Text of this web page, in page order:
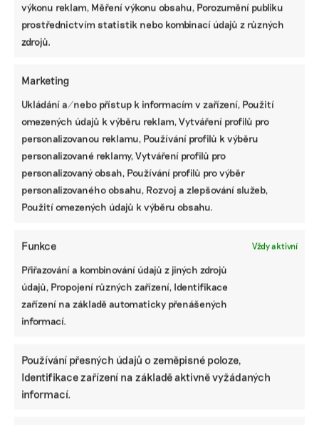
výkonu reklam, Měření výkonu obsahu, Porozumění publiku
prostřednictvím statistik nebo kombinací údajů z různých
zdrojů.
Marketing
Ukládání a/nebo přístup k informacím v zařízení, Použití
omezených údajů k výběru reklam, Vytváření profilů pro
personalizovanou reklamu, Používání profilů k výběru
personalizované reklamy, Vytváření profilů pro
personalizovaný obsah, Používání profilů pro výběr
personalizovaného obsahu, Rozvoj a zlepšování služeb,
Použití omezených údajů k výběru obsahu.
Funkce Vždy aktivní
Přiřazování a kombinování údajů z jiných zdrojů
údajů, Propojení různých zařízení, Identifikace
zařízení na základě automaticky přenášených
informací.
Používání přesných údajů o zeměpisné poloze,
Identifikace zařízení na základě aktivně vyžádaných
informací.
Tlumí povodně a zmírňují sucho. Reportáž
z rumunských mokřadů, které oživují
Dunaj
jejích přítoků se za poslední století ztratily. Na pitné vodě
lidí. Jak tento trend zvrátit?
Tereza Koudelová | 08. července 2025 | Zemědělství,Životní styl
Dunaj,oživování mokřadů,protipovodňová opatření
fotovoltaikou a odchov ohrožených sokolů.
Aneb jak se ČEZ snaží zvýšit biodiverzitu
Více než půlka světového HDP je závislá na přírodě a